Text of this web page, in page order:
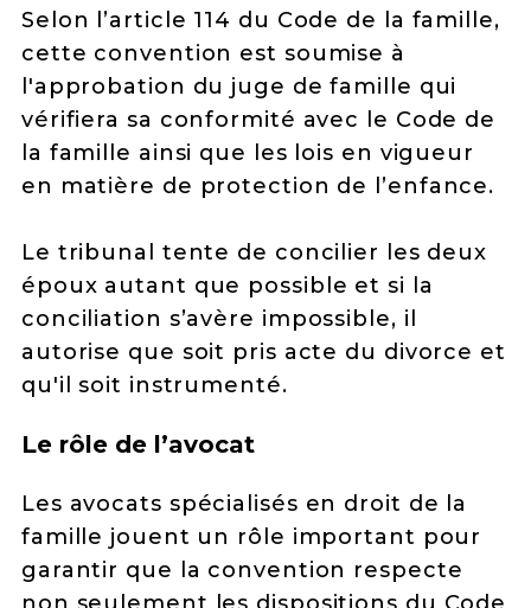
Selon l’article 114 du Code de la famille,
cette convention est soumise à
l'approbation du juge de famille qui
vérifiera sa conformité avec le Code de
la famille ainsi que les lois en vigueur
en matière de protection de l’enfance.
Le tribunal tente de concilier les deux
époux autant que possible et si la
conciliation s’avère impossible, il
autorise que soit pris acte du divorce et
qu'il soit instrumenté.
Le rôle de l’avocat
Les avocats spécialisés en droit de la
famille jouent un rôle important pour
garantir que la convention respecte